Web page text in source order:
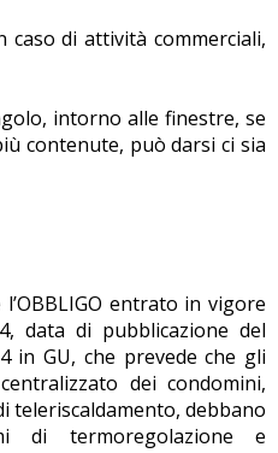
di attività commerciali,
intorno alle finestre, se
contenute, può darsi ci sia
l’OBBLIGO entrato in vigore
data di pubblicazione del
in GU, che prevede che gli
dei condomini,
teleriscaldamento, debbano
di termoregolazione e